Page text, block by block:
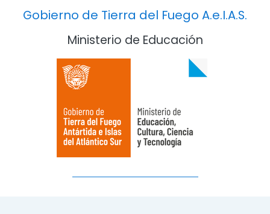
Gobierno de Tierra del Fuego A.e.I.A.S.
Ministerio de Educación